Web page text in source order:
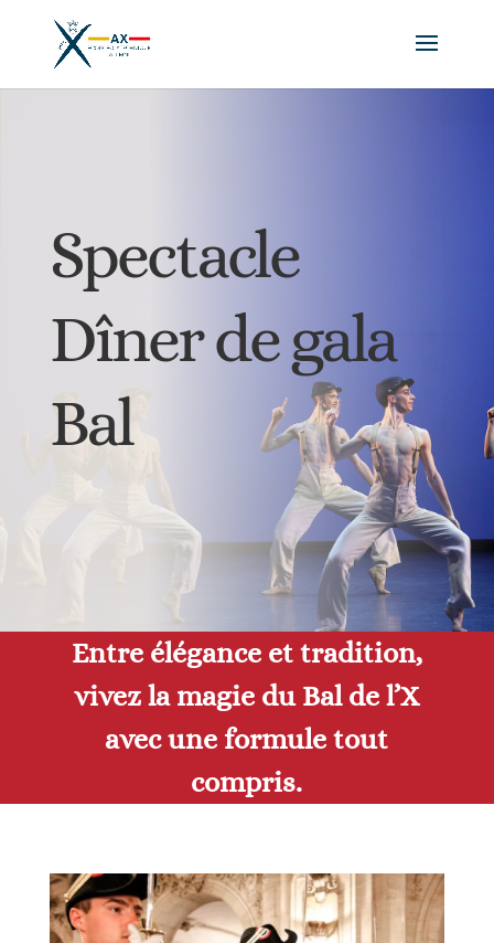
Spectacle
Dîner de gala
Bal
Entre élégance et tradition,
vivez la magie du Bal de l’X
avec une formule tout
compris.